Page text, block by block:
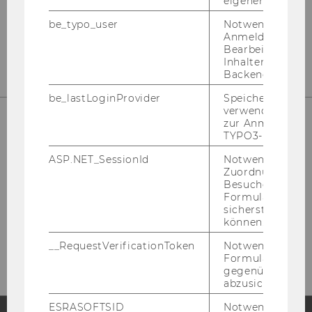
Bitte klicken Sie hier um sich für
den Newsletter anzumelden!
be_typo_user
Notwendig für
Anmeldung und
Bearbeitung von
Inhalten im
Backend.
be_lastLoginProvider
Speichert die
verwendete
zur Anmeldung
TYPO3-Backend.
ASP.NET_SessionId
Notwendig, um
Zuordnung von
Besucher zu
sicherstellen zu
können.
__RequestVerificationToken
Notwendig, um
gegenüber
abzusichern.
ESRASOFTSID
Notwendig zur